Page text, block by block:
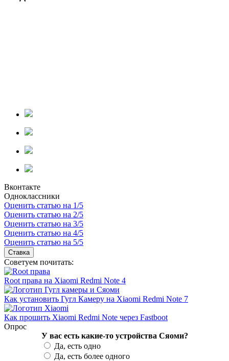
Вконтакте
Одноклассники
Оценить статью на 1/5
Оценить статью на 2/5
Оценить статью на 3/5
Оценить статью на 4/5
Оценить статью на 5/5
Советуем почитать:
Root права на Xiaomi Redmi Note 4
Как установить Гугл Камеру на Xiaomi Redmi Note 7
Как прошить Xiaomi Redmi Note через Fastboot
Опрос
У вас есть какие-то устройства Сяоми?
Варианты
Да, есть одно
Да, есть более одного